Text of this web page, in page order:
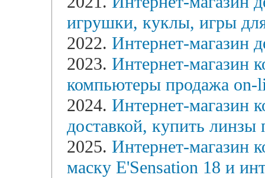
игрушки, куклы, игры
2022. Интернет-магазин
2023. Интернет-магазин
компьютеры продажа on-
2024. Интернет-магазин
доставкой, купить линзы
2025. Интернет-магазин
маску E'Sensation 18 и